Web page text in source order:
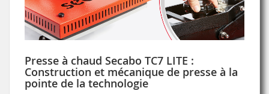
Presse à chaud Secabo TC7 LITE :
Construction et mécanique de presse à la
pointe de la technologie